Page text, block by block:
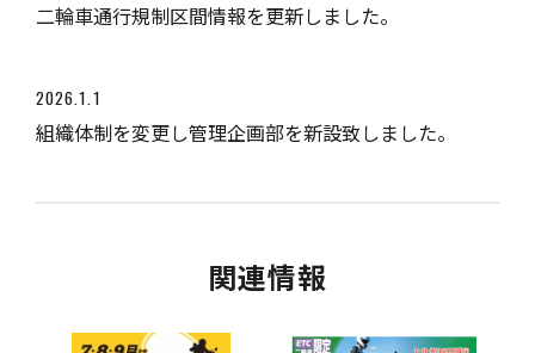
二輪車通行規制区間情報を更新しました。
2026.1.1
組織体制を変更し管理企画部を新設致しました。
関連情報